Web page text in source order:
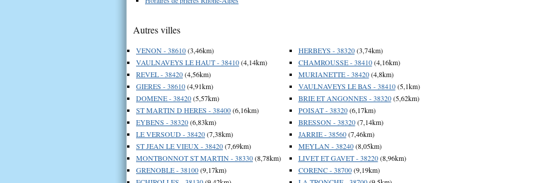
Autres villes
VENON - 38610(3,46km)
VAULNAVEYS LE HAUT - 38410(4,14km)
REVEL - 38420(4,56km)
GIERES - 38610(4,91km)
DOMENE - 38420(5,57km)
ST MARTIN D HERES - 38400(6,16km)
EYBENS - 38320(6,83km)
LE VERSOUD - 38420(7,38km)
ST JEAN LE VIEUX - 38420(7,69km)
MONTBONNOT ST MARTIN - 38330(8,78km)
GRENOBLE - 38100(9,17km)
HERBEYS - 38320(3,74km)
CHAMROUSSE - 38410(4,16km)
MURIANETTE - 38420(4,8km)
VAULNAVEYS LE BAS - 38410(5,1km)
BRIE ET ANGONNES - 38320(5,62km)
POISAT - 38320(6,17km)
BRESSON - 38320(7,14km)
JARRIE - 38560(7,46km)
MEYLAN - 38240(8,05km)
LIVET ET GAVET - 38220(8,96km)
CORENC - 38700(9,19km)